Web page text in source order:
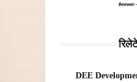
DEE